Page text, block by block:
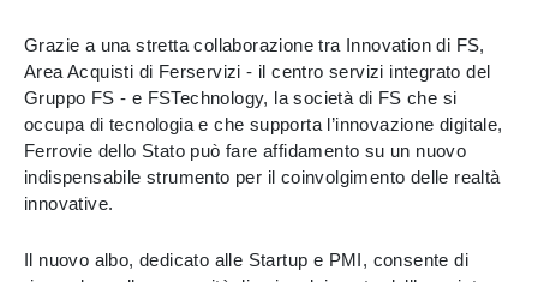
Grazie a una stretta collaborazione tra Innovation di FS,
Area Acquisti di Ferservizi - il centro servizi integrato del
Gruppo FS - e FSTechnology, la società di FS che si
occupa di tecnologia e che supporta l’innovazione digitale,
Ferrovie dello Stato può fare affidamento su un nuovo
indispensabile strumento per il coinvolgimento delle realtà
innovative.
Il nuovo albo, dedicato alle Startup e PMI, consente di